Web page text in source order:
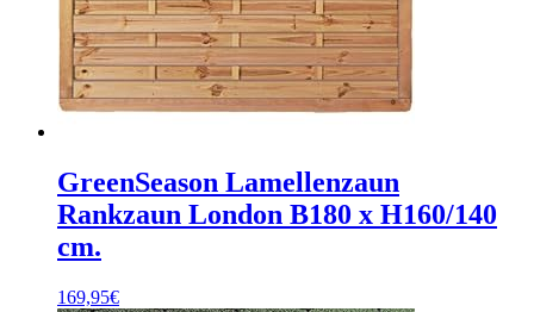
GreenSeason Lamellenzaun
Rankzaun London B180 x H160/140
cm.
169,95€